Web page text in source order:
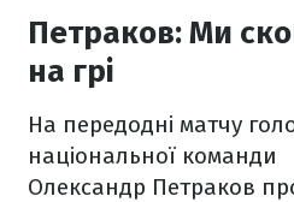
Петраков: Ми
на грі
На передодні матчу
національної команди
Олександр Петраков